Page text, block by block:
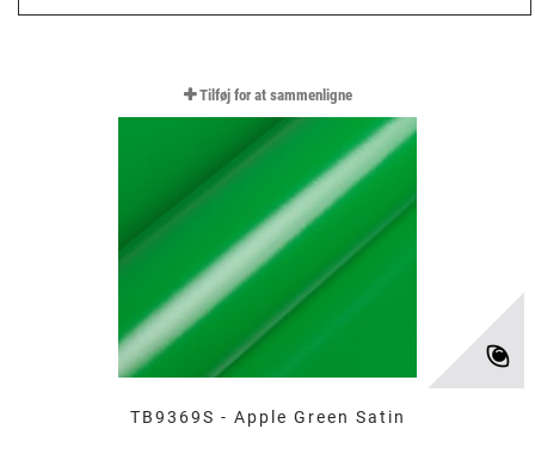
TB9369S - Apple Green Satin
Tilføj for at sammenligne